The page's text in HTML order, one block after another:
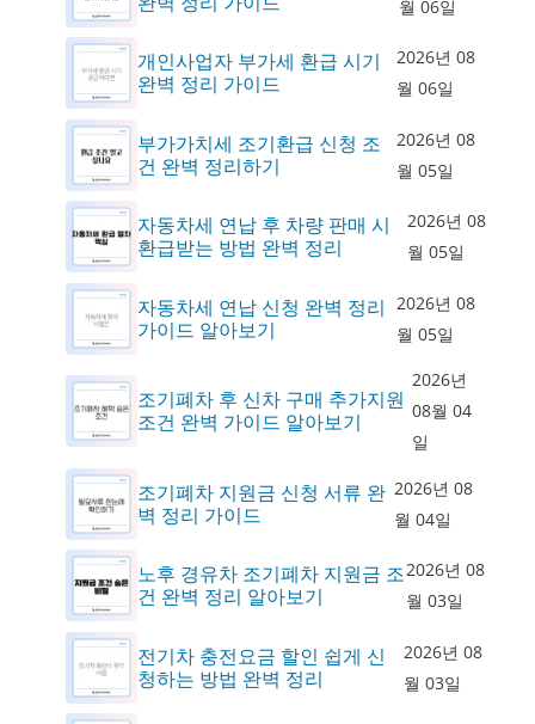
월 06일
개인사업자 부가세 환급 시기
완벽 정리 가이드
2026년 08
월 06일
부가가치세 조기환급 신청 조
건 완벽 정리하기
2026년 08
월 05일
자동차세 연납 후 차량 판매 시
환급받는 방법 완벽 정리
2026년 08
월 05일
자동차세 연납 신청 완벽 정리
가이드 알아보기
2026년 08
월 05일
조기폐차 후 신차 구매 추가지원
조건 완벽 가이드 알아보기
2026년
08월 04
일
조기폐차 지원금 신청 서류 완
벽 정리 가이드
2026년 08
월 04일
노후 경유차 조기폐차 지원금 조
건 완벽 정리 알아보기
2026년 08
월 03일
전기차 충전요금 할인 쉽게 신
청하는 방법 완벽 정리
2026년 08
월 03일